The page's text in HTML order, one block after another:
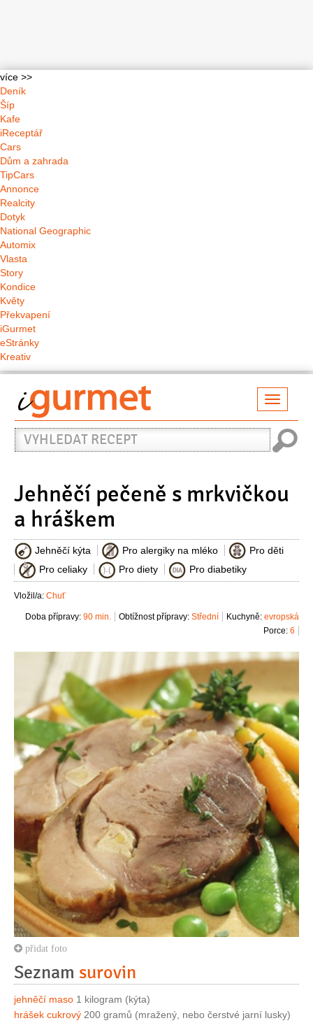
více >>
Deník
Šíp
Kafe
iReceptář
Cars
Dům a zahrada
TipCars
Annonce
Realcity
Dotyk
National Geographic
Automix
Vlasta
Story
Kondice
Květy
Překvapení
iGurmet
eStránky
Kreativ
Vyhledat
recept
Jehněčí pečeně s mrkvičkou
a hráškem
Jehněčí kýta Pro alergiky na mléko
Pro děti
Pro celiaky
Pro diety Pro diabetiky
Vložil/a: Chuť
Kuchyně: evropská
Obtížnost přípravy: Střední
Doba přípravy: 90 min.
Porce: 6
přidat foto
Seznam surovin
jehněčí maso 1 kilogram (kýta)
hrášek cukrový 200 gramů (mražený, nebo čerstvé jarní lusky)